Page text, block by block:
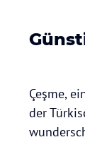
Çeşme,
der